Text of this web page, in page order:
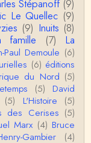
quant à Leacock j
il…
depuis 300 00
notable …
moulin (si j'ose
Stépanoff (9)
Le Quellec (9)
(9) Inuits (8)
famille (7)
La
Paul Demoule (6)
(6) éditions
du Nord (5)
(5)
David
(5) L'Histoire
(5)
des Cerises (5)
Marx (4) Bruce
Gambier
(4)